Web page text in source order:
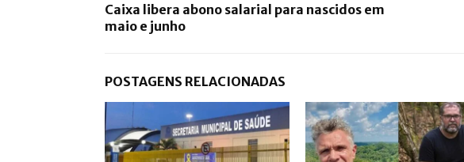
Caixa libera abono salarial para nascidos em
maio e junho
POSTAGENS RELACIONADAS